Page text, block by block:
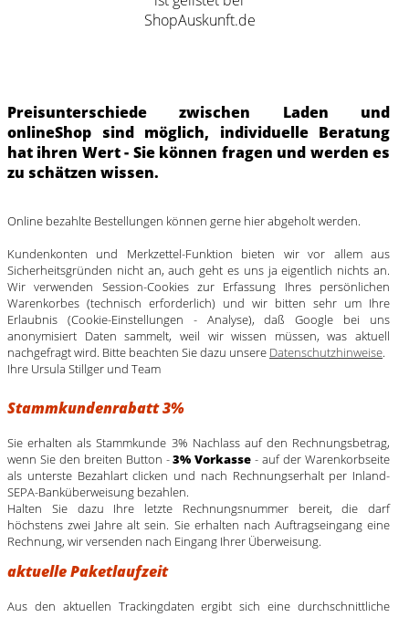
Preisunterschiede zwischen Laden und
onlineShop sind möglich, individuelle Beratung
hat ihren Wert - Sie können fragen und werden es
zu schätzen wissen.
Online bezahlte Bestellungen können gerne hier abgeholt werden.
Kundenkonten und Merkzettel-Funktion bieten wir vor allem aus
Sicherheitsgründen nicht an, auch geht es uns ja eigentlich nichts an.
Wir verwenden Session-Cookies zur Erfassung Ihres persönlichen
Warenkorbes (technisch erforderlich) und wir bitten sehr um Ihre
Erlaubnis (Cookie-Einstellungen - Analyse), daß Google bei uns
anonymisiert Daten sammelt, weil wir wissen müssen, was aktuell
nachgefragt wird. Bitte beachten Sie dazu unsere Datenschutzhinweise.
Ihre Ursula Stillger und Team
Stammkundenrabatt 3%
Sie erhalten als Stammkunde 3% Nachlass auf den Rechnungsbetrag,
wenn Sie den breiten Button -3% Vorkasse - auf der Warenkorbseite
als unterste Bezahlart clicken und nach Rechnungserhalt per Inland-
SEPA-Banküberweisung bezahlen.
Halten Sie dazu Ihre letzte Rechnungsnummer bereit, die darf
höchstens zwei Jahre alt sein. Sie erhalten nach Auftragseingang eine
Rechnung, wir versenden nach Eingang Ihrer Überweisung.
aktuelle Paketlaufzeit
Aus den aktuellen Trackingdaten ergibt sich eine durchschnittliche